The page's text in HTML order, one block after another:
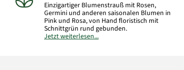
Einzigartiger Blumenstrauß mit Rosen,
Germini und anderen saisonalen Blumen in
Pink und Rosa, von Hand floristisch mit
Schnittgrün rund gebunden.
Jetzt weiterlesen...